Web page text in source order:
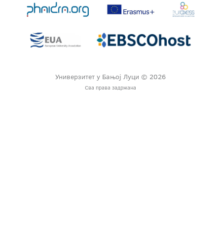
Универзитет у Бањој Луци © 2026
Сва права задржана